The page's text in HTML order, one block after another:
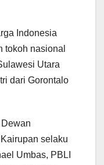
Indonesia
tokoh nasional
Utara
dari Gorontalo
selaku
Umbas, PBLI